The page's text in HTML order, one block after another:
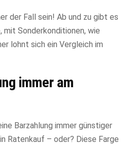
der Fall sein! Ab und zu gibt es
Sonderkonditionen, wie
lohnt sich ein Vergleich im
immer am
Barzahlung immer günstiger
Ratenkauf – oder? Diese Farge